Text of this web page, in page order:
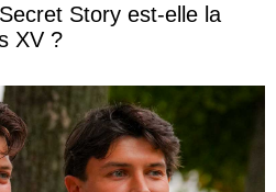
Story est-elle la
XV ?